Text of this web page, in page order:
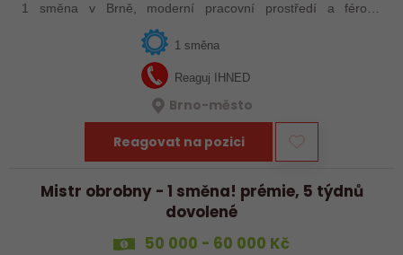
1 směna v Brně, moderní pracovní prostředí a férové
1 směna
Reaguj IHNED
Brno-město
Reagovat na pozici
Mistr obrobny - 1 směna! prémie, 5 týdnů
dovolené
50 000 - 60 000 Kč